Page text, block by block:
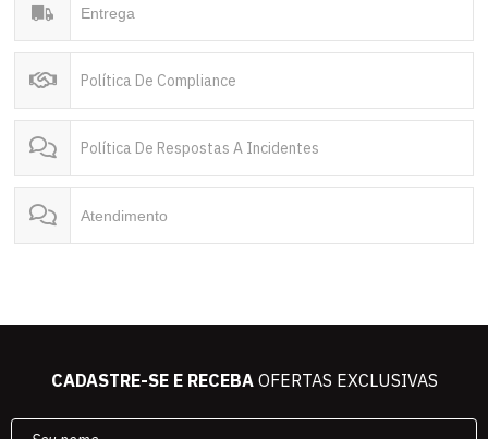
Entrega
Política De Compliance
Política De Respostas A Incidentes
Atendimento
CADASTRE-SE E RECEBAOFERTAS EXCLUSIVAS